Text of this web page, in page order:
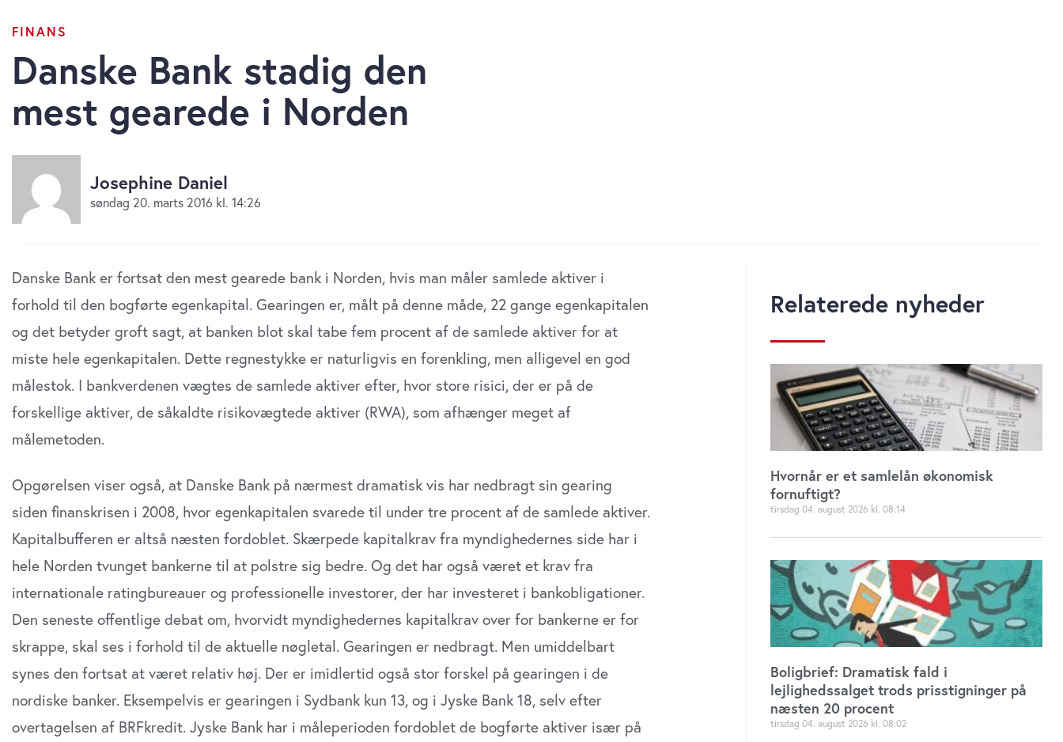
FINANS
Danske Bank stadig den
mest gearede i Norden
Josephine Daniel
søndag 20. marts 2016 kl. 14:26
Danske Bank er fortsat den mest gearede bank i Norden, hvis man måler samlede aktiver i
forhold til den bogførte egenkapital. Gearingen er, målt på denne måde, 22 gange egenkapitalen
og det betyder groft sagt, at banken blot skal tabe fem procent af de samlede aktiver for at
miste hele egenkapitalen. Dette regnestykke er naturligvis en forenkling, men alligevel en god
målestok. I bankverdenen vægtes de samlede aktiver efter, hvor store risici, der er på de
forskellige aktiver, de såkaldte risikovægtede aktiver (RWA), som afhænger meget af
målemetoden.
Opgørelsen viser også, at Danske Bank på nærmest dramatisk vis har nedbragt sin gearing
siden finanskrisen i 2008, hvor egenkapitalen svarede til under tre procent af de samlede aktiver.
Kapitalbufferen er altså næsten fordoblet. Skærpede kapitalkrav fra myndighedernes side har i
hele Norden tvunget bankerne til at polstre sig bedre. Og det har også været et krav fra
internationale ratingbureauer og professionelle investorer, der har investeret i bankobligationer.
Den seneste offentlige debat om, hvorvidt myndighedernes kapitalkrav over for bankerne er for
skrappe, skal ses i forhold til de aktuelle nøgletal. Gearingen er nedbragt. Men umiddelbart
synes den fortsat at været relativ høj. Der er imidlertid også stor forskel på gearingen i de
nordiske banker. Eksempelvis er gearingen i Sydbank kun 13, og i Jyske Bank 18, selv efter
overtagelsen af BRFkredit. Jyske Bank har i måleperioden fordoblet de bogførte aktiver især på
Relaterede nyheder
Hvornår er et samlelån økonomisk
fornuftigt?
tirsdag 04. august 2026 08:14
Boligbrief: Dramatisk fald i
lejlighedssalget trods prisstigninger på
næsten 20 procent
tirsdag 04. august 2026 08:02